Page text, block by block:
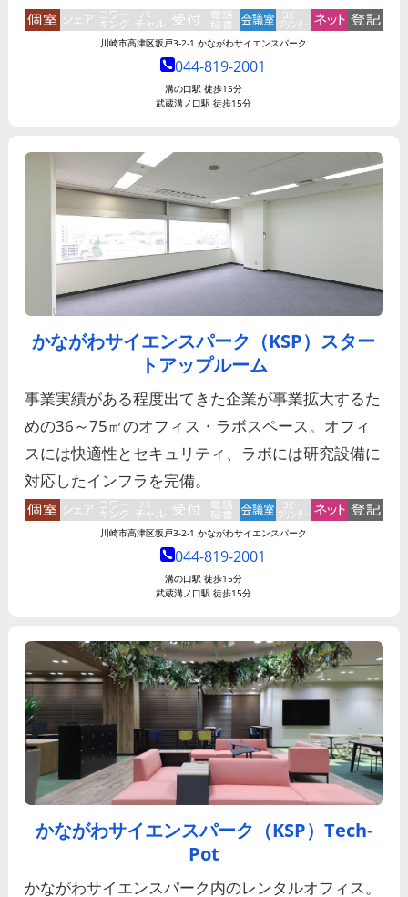
川崎市高津区坂戸3-2-1 かながわサイエンスパーク
044-819-2001
溝の口駅 徒歩15分
武蔵溝ノ口駅 徒歩15分
かながわサイエンスパーク（KSP）スター
トアップルーム
事業実績がある程度出てきた企業が事業拡大するた
めの36～75㎡のオフィス・ラボスペース。オフィ
スには快適性とセキュリティ、ラボには研究設備に
対応したインフラを完備。
川崎市高津区坂戸3-2-1 かながわサイエンスパーク
044-819-2001
溝の口駅 徒歩15分
武蔵溝ノ口駅 徒歩15分
かながわサイエンスパーク（KSP）Tech-
Pot
かながわサイエンスパーク内のレンタルオフィス。